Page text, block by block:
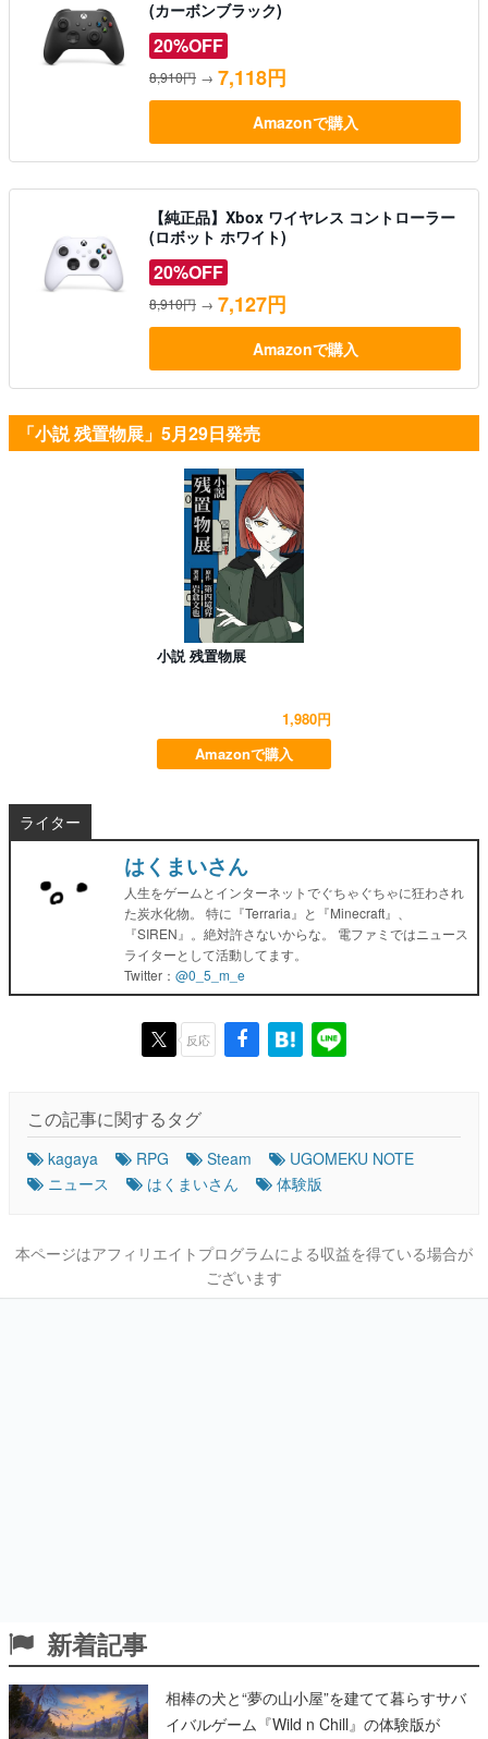
(カーボンブラック)
20%OFF
8,910円 → 7,118円
Amazonで購入
【純正品】Xbox ワイヤレス コントローラー
(ロボット ホワイト)
20%OFF
8,910円 → 7,127円
Amazonで購入
「小説 残置物展」5月29日発売
小説 残置物展
1,980円
Amazonで購入
ライター
はくまいさん
人生をゲームとインターネットでぐちゃぐちゃに狂わされ
た炭水化物。 特に『Terraria』と『Minecraft』、
『SIREN』。絶対許さないからな。 電ファミではニュース
ライターとして活動してます。
Twitter： @0_5_m_e
反応
この記事に関するタグ
kagaya RPG Steam
UGOMEKU NOTE
ニュース
はくまいさん 体験版
本ページはアフィリエイトプログラムによる収益を得ている場合が
ございます
新着記事
相棒の犬と“夢の山小屋”を建てて暮らすサバ
イバルゲーム『Wild n Chill』の体験版が